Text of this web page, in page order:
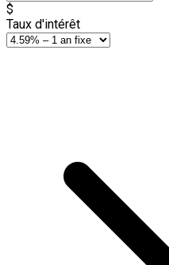
$
Taux d'intérêt